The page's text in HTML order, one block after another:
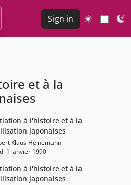
Sign in
et à la
à l'histoire et à la
japonaises
Klaus Heinemann
1 janvier 1990
à l'histoire et à la
japonaises